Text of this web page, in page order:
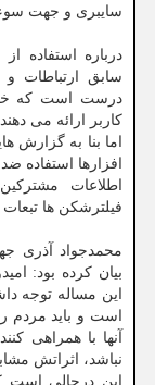
سایبری و جهت
درباره استفاده
سابق ارتباطات و
درست است که
کاربر ارائه می دهند
اما بنا به گزارش
افزارها استفاده
اطلاعات
فیلترشکن ها تبعات
محمدجواد آذری
بیان کرده بود:
این مساله توجه
است و باید مردم
آنها با همراهی
نباشد، اثراتش